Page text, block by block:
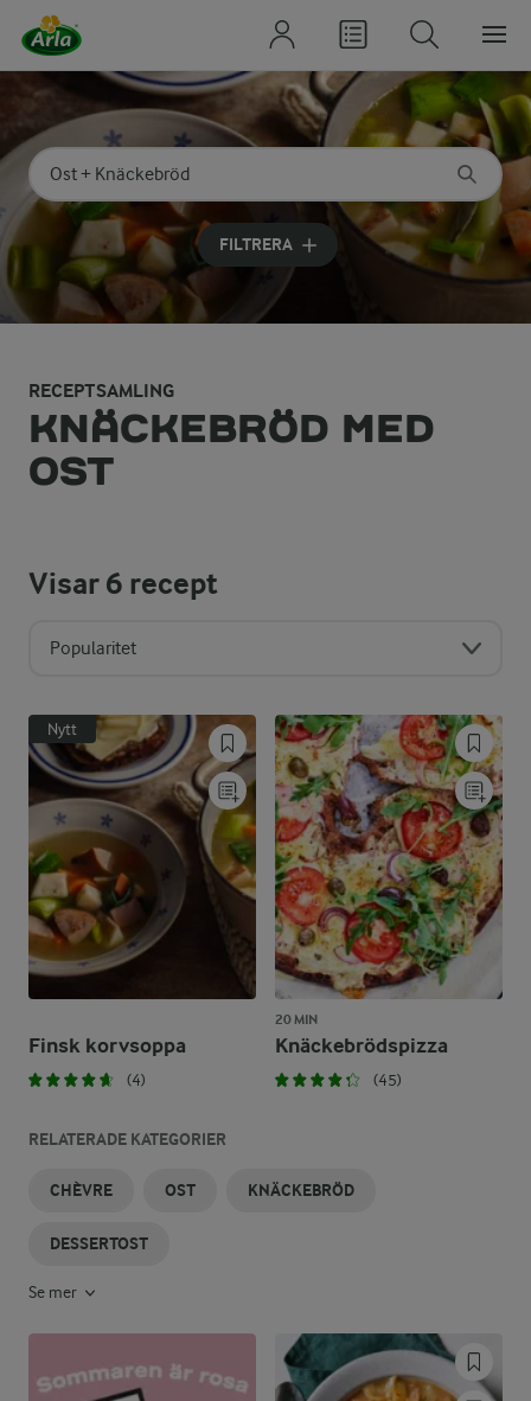
Sök på kategori eller ingrediens
Skriv in sökord för att få förslag
FILTRERA
RECEPTSAMLING
KNÄCKEBRÖD MED
OST
Visar6 recept
Popularitet
Nytt
Finsk korvsoppa
(4)
20 MIN
Knäckebrödspizza
(45)
RELATERADE KATEGORIER
CHÈVRE OST KNÄCKEBRÖD
DESSERTOST
Se mer